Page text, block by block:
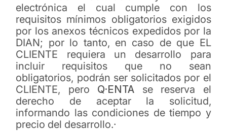
electrónica el cual cumple con los
requisitos mínimos obligatorios exigidos
por los anexos técnicos expedidos por la
DIAN; por lo tanto, en caso de que EL
CLIENTE requiera un desarrollo para
incluir requisitos que no sean
obligatorios, podrán ser solicitados por el
CLIENTE, pero Q·ENTA se reserva el
derecho de aceptar la solicitud,
informando las condiciones de tiempo y
precio del desarrollo.·